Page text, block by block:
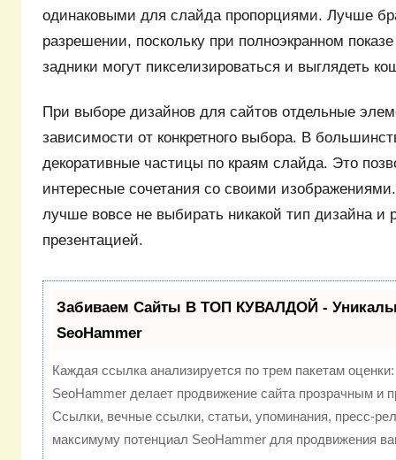
одинаковыми для слайда пропорциями. Лучше
разрешении, поскольку при полноэкранном
задники могут пикселизироваться и выглядеть
При выборе дизайнов для сайтов отдельные
зависимости от конкретного выбора. В
декоративные частицы по краям слайда. Это
интересные сочетания со своими
лучше вовсе не выбирать никакой тип дизайна и
презентацией.
Забиваем Сайты В ТОП КУВАЛДОЙ -
SeoHammer
Каждая ссылка анализируется по трем пакетам
SeoHammer делает продвижение сайта прозрачным и
Ссылки, вечные ссылки, статьи, упоминания, пресс-
максимуму потенциал SeoHammer для продвижения